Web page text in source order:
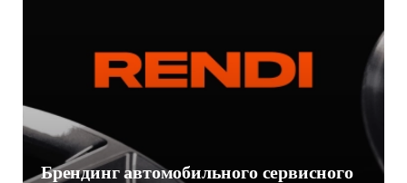
Брендинг автомобильного сервисного